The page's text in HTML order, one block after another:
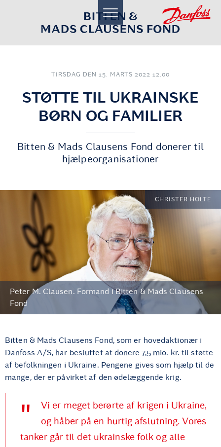
toggle
navigation
TIRSDAG DEN 15. MARTS 2022 12.00
STØTTE TIL UKRAINSKE
BØRN OG FAMILIER
Bitten & Mads Clausens Fond donerer til
hjælpeorganisationer
Peter M. Clausen. Formand i Bitten & Mads Clausens
Fond
CHRISTER HOLTE
Bitten & Mads Clausens Fond, som er hovedaktionær i
Danfoss A/S, har besluttet at donere 7,5 mio. kr. til støtte
af befolkningen i Ukraine. Pengene gives som hjælp til de
mange, der er påvirket af den ødelæggende krig.
Vi er meget berørte af krigen i Ukraine,
og håber på en hurtig afslutning. Vores
tanker går til det ukrainske folk og alle